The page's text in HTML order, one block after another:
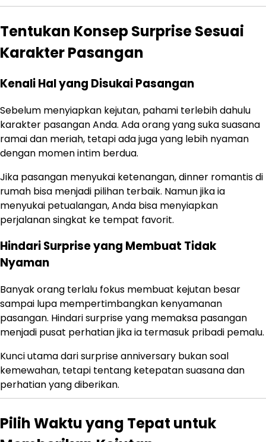
Tentukan Konsep Surprise Sesuai
Karakter Pasangan
Kenali Hal yang Disukai Pasangan
Sebelum menyiapkan kejutan, pahami terlebih dahulu
karakter pasangan Anda. Ada orang yang suka suasana
ramai dan meriah, tetapi ada juga yang lebih nyaman
dengan momen intim berdua.
Jika pasangan menyukai ketenangan, dinner romantis di
rumah bisa menjadi pilihan terbaik. Namun jika ia
menyukai petualangan, Anda bisa menyiapkan
perjalanan singkat ke tempat favorit.
Hindari Surprise yang Membuat Tidak
Nyaman
Banyak orang terlalu fokus membuat kejutan besar
sampai lupa mempertimbangkan kenyamanan
pasangan. Hindari surprise yang memaksa pasangan
menjadi pusat perhatian jika ia termasuk pribadi pemalu.
Kunci utama dari surprise anniversary bukan soal
kemewahan, tetapi tentang ketepatan suasana dan
perhatian yang diberikan.
Pilih Waktu yang Tepat untuk